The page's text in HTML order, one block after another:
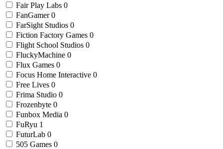
Fair Play Labs 0
FanGamer 0
FarSight Studios 0
Fiction Factory Games 0
Flight School Studios 0
FluckyMachine 0
Flux Games 0
Focus Home Interactive 0
Free Lives 0
Frima Studio 0
Frozenbyte 0
Funbox Media 0
FuRyu 1
FuturLab 0
505 Games 0